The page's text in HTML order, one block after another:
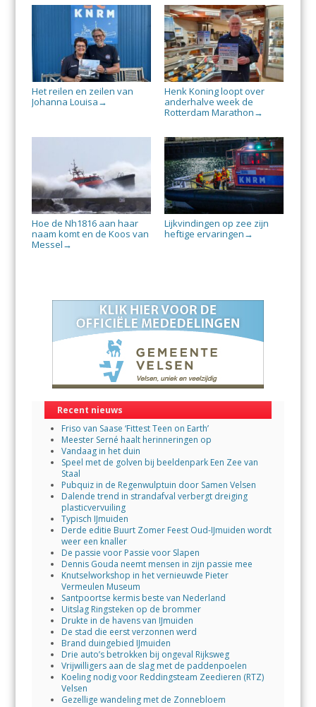
Het reilen en zeilen van
Johanna Louisa →
Henk Koning loopt over
anderhalve week de
Rotterdam Marathon →
Hoe de Nh1816 aan haar
naam komt en de Koos van
Messel →
Lijkvindingen op zee zijn
heftige ervaringen →
Recent nieuws
Friso van Saase ‘Fittest Teen on Earth’
Meester Serné haalt herinneringen op
Vandaag in het duin
Speel met de golven bij beeldenpark Een Zee van
Staal
Pubquiz in de Regenwulptuin door Samen Velsen
Dalende trend in strandafval verbergt dreiging
plasticvervuiling
Typisch IJmuiden
Derde editie Buurt Zomer Feest Oud-IJmuiden wordt
weer een knaller
De passie voor Passie voor Slapen
Dennis Gouda neemt mensen in zijn passie mee
Knutselworkshop in het vernieuwde Pieter
Vermeulen Museum
Santpoortse kermis beste van Nederland
Uitslag Ringsteken op de brommer
Drukte in de havens van IJmuiden
De stad die eerst verzonnen werd
Brand duingebied IJmuiden
Drie auto’s betrokken bij ongeval Rijksweg
Vrijwilligers aan de slag met de paddenpoelen
Koeling nodig voor Reddingsteam Zeedieren (RTZ)
Velsen
Gezellige wandeling met de Zonnebloem